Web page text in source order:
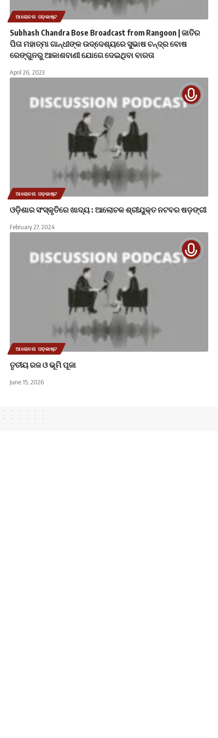
ଆଲୋଚନା ପଡ଼କାଷ୍ଟ
Subhash Chandra Bose Broadcast from Rangoon | ଜାତିର
ପିତା ମହାତ୍ମା ଗାନ୍ଧୀଙ୍କ ଉଦ୍ଦେଶ୍ୟରେ ସୁଭାଷ ଚନ୍ଦ୍ର ବୋଷ
ରେଙ୍ଗୁନରୁ ଆକାଶବାଣୀ ଯୋଗେ ଦେଇଥିବା ବାରତା
April 26, 2023
ଆଲୋଚନା ପଡ଼କାଷ୍ଟ
ଓଡ଼ିଶାର ସଂସ୍କୃତିରେ ଖାଦ୍ୟ : ଆଲୋଚକ ଶ୍ରୀଯୁକ୍ତ ନଟବର ଷଡ଼ଙ୍ଗୀ
February 27, 2024
ଆଲୋଚନା ପଡ଼କାଷ୍ଟ
ତୃତୀୟ ରଜ ଓ ଭୂମି ପୂଜା
June 15, 2026